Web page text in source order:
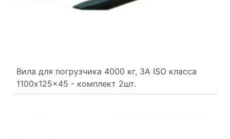
Вила для погрузчика 4000 кг, 3A ISO класса
1100x125x45 - комплект 2шт.